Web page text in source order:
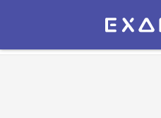
Экзамер — ЕГЭ 2027